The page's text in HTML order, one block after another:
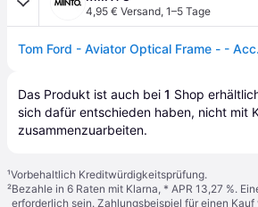
4,95 € Versand, 1–5 Tage
Tom
Das Produkt ist auch bei 1 Shop
sich dafür entschieden haben, nicht mit
zusammenzuarbeiten.
¹Vorbehaltlich Kreditwürdigkeitsprüfung.
²Bezahle in 6 Raten mit Klarna, * APR 13,27 %.
erforderlich sein. Zahlungsbeispiel für einen